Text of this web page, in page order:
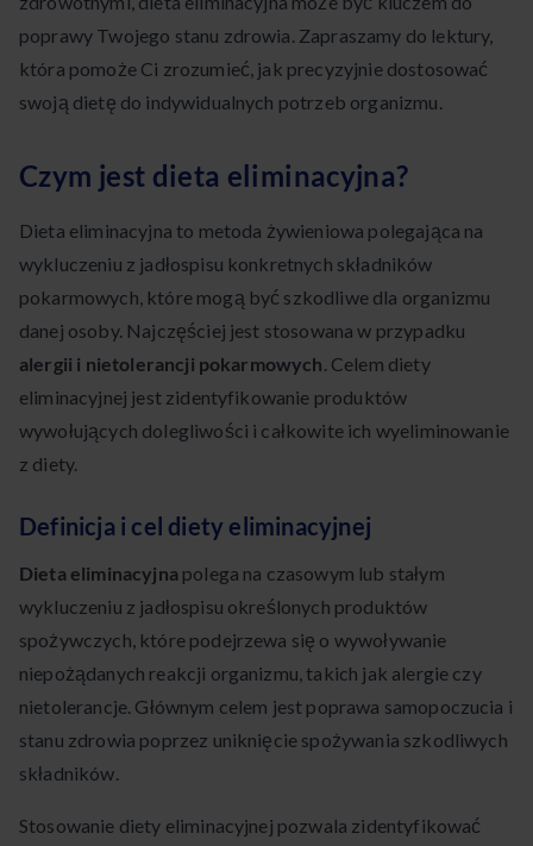
poprawy Twojego stanu zdrowia. Zapraszamy do lektury,
która pomoże Ci zrozumieć, jak precyzyjnie dostosować
swoją dietę do indywidualnych potrzeb organizmu.
Czym jest dieta eliminacyjna?
Dieta eliminacyjna to metoda żywieniowa polegająca na
wykluczeniu z jadłospisu konkretnych składników
pokarmowych, które mogą być szkodliwe dla organizmu
danej osoby. Najczęściej jest stosowana w przypadku
alergii i nietolerancji pokarmowych. Celem diety
eliminacyjnej jest zidentyfikowanie produktów
wywołujących dolegliwości i całkowite ich wyeliminowanie
z diety.
Definicja i cel diety eliminacyjnej
Dieta eliminacyjna polega na czasowym lub stałym
wykluczeniu z jadłospisu określonych produktów
spożywczych, które podejrzewa się o wywoływanie
niepożądanych reakcji organizmu, takich jak alergie czy
nietolerancje. Głównym celem jest poprawa samopoczucia i
stanu zdrowia poprzez uniknięcie spożywania szkodliwych
składników.
Stosowanie diety eliminacyjnej pozwala zidentyfikować